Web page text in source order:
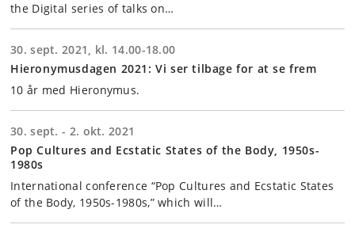
the Digital series of talks on…
30. sept. 2021, kl. 14.00-18.00
Hieronymusdagen 2021: Vi ser tilbage for at se frem
10 år med Hieronymus.
30. sept. - 2. okt. 2021
Pop Cultures and Ecstatic States of the Body, 1950s-
1980s
International conference “Pop Cultures and Ecstatic States
of the Body, 1950s-1980s,” which will…